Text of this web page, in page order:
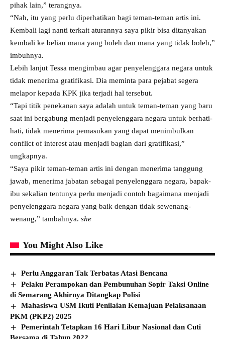
pihak lain,” terangnya.
“Nah, itu yang perlu diperhatikan bagi teman-teman artis ini.
Kembali lagi nanti terkait aturannya saya pikir bisa ditanyakan
kembali ke beliau mana yang boleh dan mana yang tidak boleh,”
imbuhnya.
Lebih lanjut Tessa mengimbau agar penyelenggara negara untuk
tidak menerima gratifikasi. Dia meminta para pejabat segera
melapor kepada KPK jika terjadi hal tersebut.
“Tapi titik penekanan saya adalah untuk teman-teman yang baru
saat ini bergabung menjadi penyelenggara negara untuk berhati-
hati, tidak menerima pemasukan yang dapat menimbulkan
conflict of interest atau menjadi bagian dari gratifikasi,”
ungkapnya.
“Saya pikir teman-teman artis ini dengan menerima tanggung
jawab, menerima jabatan sebagai penyelenggara negara, bapak-
ibu sekalian tentunya perlu menjadi contoh bagaimana menjadi
penyelenggara negara yang baik dengan tidak sewenang-
wenang,” tambahnya. she
You Might Also Like
Perlu Anggaran Tak Terbatas Atasi Bencana
Pelaku Perampokan dan Pembunuhan Sopir Taksi Online
di Semarang Akhirnya Ditangkap Polisi
Mahasiswa USM Ikuti Penilaian Kemajuan Pelaksanaan
PKM (PKP2) 2025
Pemerintah Tetapkan 16 Hari Libur Nasional dan Cuti